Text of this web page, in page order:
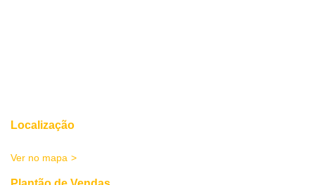
Localização
Ver no mapa